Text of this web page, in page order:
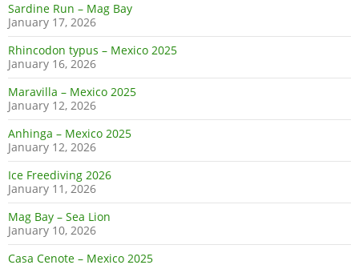
Sardine Run – Mag Bay
January 17, 2026
Rhincodon typus – Mexico 2025
January 16, 2026
Maravilla – Mexico 2025
January 12, 2026
Anhinga – Mexico 2025
January 12, 2026
Ice Freediving 2026
January 11, 2026
Mag Bay – Sea Lion
January 10, 2026
Casa Cenote – Mexico 2025